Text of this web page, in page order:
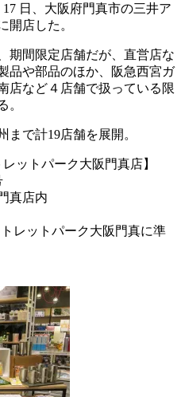
日、大阪府門真市の三井ア
開店した。
期間限定店舗だが、直営店な
品や部品のほか、阪急西宮ガ
店など４店舗で扱っている限
。
で計19店舗を展開。
ットパーク大阪門真店】
真店内
レットパーク大阪門真に準